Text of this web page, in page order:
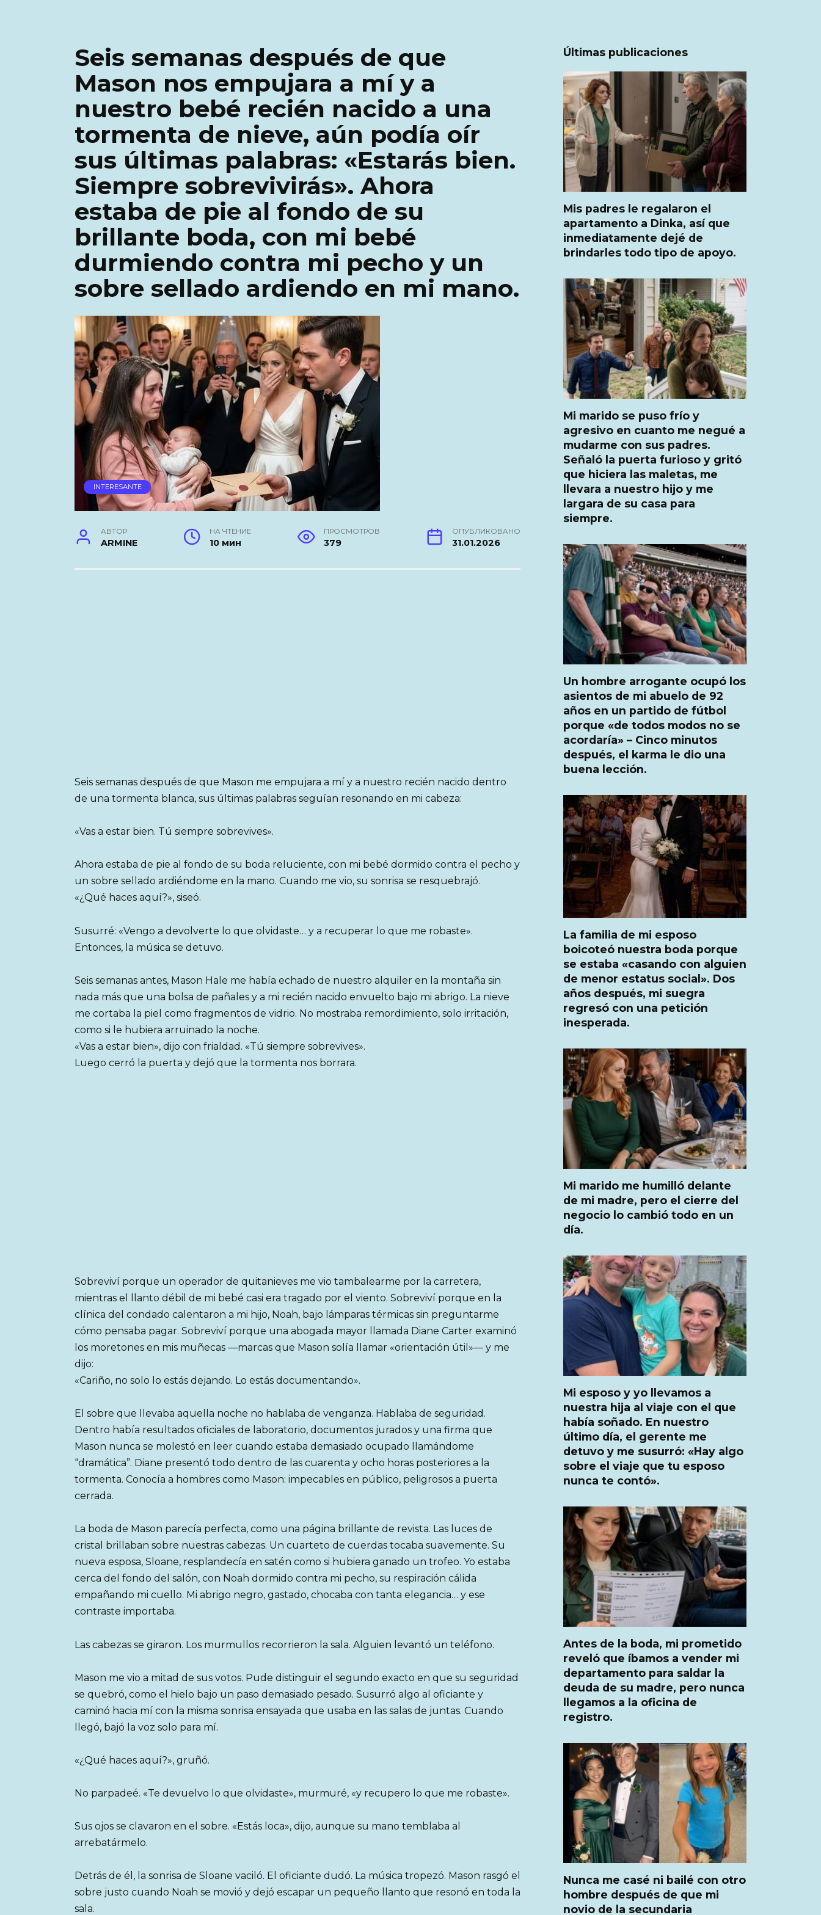
Seis semanas después de que
Mason nos empujara a mí y a
nuestro bebé recién nacido a una
tormenta de nieve, aún podía oír
sus últimas palabras: «Estarás bien.
Siempre sobrevivirás». Ahora
estaba de pie al fondo de su
brillante boda, con mi bebé
durmiendo contra mi pecho y un
sobre sellado ardiendo en mi mano.
INTERESANTE
АВТОР
ARMINE
НА ЧТЕНИЕ
10 мин
ПРОСМОТРОВ
379
ОПУБЛИКОВАНО
31.01.2026
Seis semanas después de que Mason me empujara a mí y a nuestro recién nacido dentro
de una tormenta blanca, sus últimas palabras seguían resonando en mi cabeza:
«Vas a estar bien. Tú siempre sobrevives».
Ahora estaba de pie al fondo de su boda reluciente, con mi bebé dormido contra el pecho y
un sobre sellado ardiéndome en la mano. Cuando me vio, su sonrisa se resquebrajó.
«¿Qué haces aquí?», siseó.
Susurré: «Vengo a devolverte lo que olvidaste… y a recuperar lo que me robaste».
Entonces, la música se detuvo.
Seis semanas antes, Mason Hale me había echado de nuestro alquiler en la montaña sin
nada más que una bolsa de pañales y a mi recién nacido envuelto bajo mi abrigo. La nieve
me cortaba la piel como fragmentos de vidrio. No mostraba remordimiento, solo irritación,
como si le hubiera arruinado la noche.
«Vas a estar bien», dijo con frialdad. «Tú siempre sobrevives».
Luego cerró la puerta y dejó que la tormenta nos borrara.
Sobreviví porque un operador de quitanieves me vio tambalearme por la carretera,
mientras el llanto débil de mi bebé casi era tragado por el viento. Sobreviví porque en la
clínica del condado calentaron a mi hijo, Noah, bajo lámparas térmicas sin preguntarme
cómo pensaba pagar. Sobreviví porque una abogada mayor llamada Diane Carter examinó
los moretones en mis muñecas —marcas que Mason solía llamar «orientación útil»— y me
dijo:
«Cariño, no solo lo estás dejando. Lo estás documentando».
El sobre que llevaba aquella noche no hablaba de venganza. Hablaba de seguridad.
Dentro había resultados oficiales de laboratorio, documentos jurados y una firma que
Mason nunca se molestó en leer cuando estaba demasiado ocupado llamándome
“dramática”. Diane presentó todo dentro de las cuarenta y ocho horas posteriores a la
tormenta. Conocía a hombres como Mason: impecables en público, peligrosos a puerta
cerrada.
La boda de Mason parecía perfecta, como una página brillante de revista. Las luces de
cristal brillaban sobre nuestras cabezas. Un cuarteto de cuerdas tocaba suavemente. Su
nueva esposa, Sloane, resplandecía en satén como si hubiera ganado un trofeo. Yo estaba
cerca del fondo del salón, con Noah dormido contra mi pecho, su respiración cálida
empañando mi cuello. Mi abrigo negro, gastado, chocaba con tanta elegancia… y ese
contraste importaba.
Las cabezas se giraron. Los murmullos recorrieron la sala. Alguien levantó un teléfono.
Mason me vio a mitad de sus votos. Pude distinguir el segundo exacto en que su seguridad
se quebró, como el hielo bajo un paso demasiado pesado. Susurró algo al oficiante y
caminó hacia mí con la misma sonrisa ensayada que usaba en las salas de juntas. Cuando
llegó, bajó la voz solo para mí.
«¿Qué haces aquí?», gruñó.
No parpadeé. «Te devuelvo lo que olvidaste», murmuré, «y recupero lo que me robaste».
Sus ojos se clavaron en el sobre. «Estás loca», dijo, aunque su mano temblaba al
arrebatármelo.
Detrás de él, la sonrisa de Sloane vaciló. El oficiante dudó. La música tropezó. Mason rasgó el
sobre justo cuando Noah se movió y dejó escapar un pequeño llanto que resonó en toda la
sala.
Últimas publicaciones
Mis padres le regalaron el
apartamento a Dinka, así que
inmediatamente dejé de
brindarles todo tipo de apoyo.
Mi marido se puso frío y
agresivo en cuanto me negué a
mudarme con sus padres.
Señaló la puerta furioso y gritó
que hiciera las maletas, me
llevara a nuestro hijo y me
largara de su casa para
siempre.
Un hombre arrogante ocupó los
asientos de mi abuelo de 92
años en un partido de fútbol
porque «de todos modos no se
acordaría» – Cinco minutos
después, el karma le dio una
buena lección.
La familia de mi esposo
boicoteó nuestra boda porque
se estaba «casando con alguien
de menor estatus social». Dos
años después, mi suegra
regresó con una petición
inesperada.
Mi marido me humilló delante
de mi madre, pero el cierre del
negocio lo cambió todo en un
día.
Mi esposo y yo llevamos a
nuestra hija al viaje con el que
había soñado. En nuestro
último día, el gerente me
detuvo y me susurró: «Hay algo
sobre el viaje que tu esposo
nunca te contó».
Antes de la boda, mi prometido
reveló que íbamos a vender mi
departamento para saldar la
deuda de su madre, pero nunca
llegamos a la oficina de
registro.
Nunca me casé ni bailé con otro
hombre después de que mi
novio de la secundaria